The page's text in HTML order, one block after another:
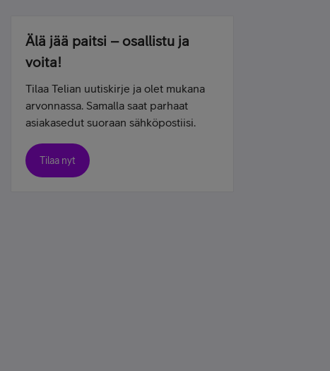
Älä jää paitsi – osallistu ja
voita!
Tilaa Telian uutiskirje ja olet mukana
arvonnassa. Samalla saat parhaat
asiakasedut suoraan sähköpostiisi.
Tilaa nyt